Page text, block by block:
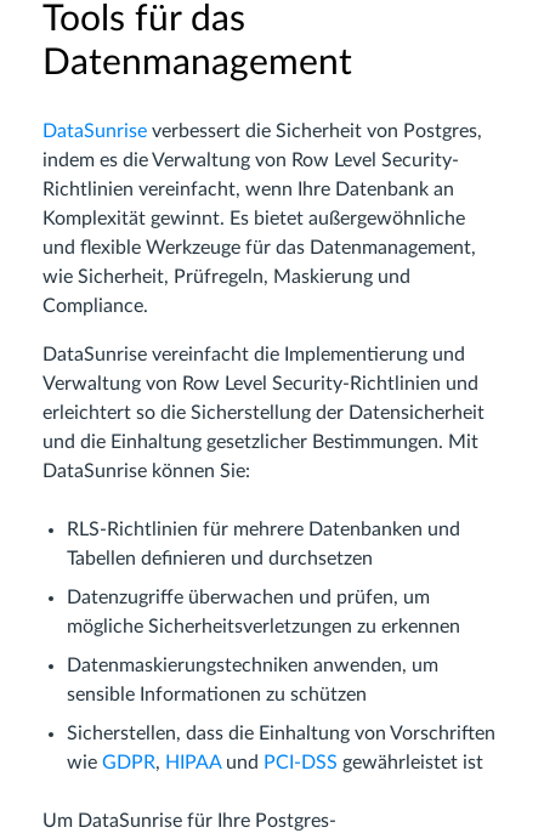
Tools für das
Datenmanagement
DataSunrise verbessert die Sicherheit von Postgres,
indem es die Verwaltung von Row Level Security-
Richtlinien vereinfacht, wenn Ihre Datenbank an
Komplexität gewinnt. Es bietet außergewöhnliche
und flexible Werkzeuge für das Datenmanagement,
wie Sicherheit, Prüfregeln, Maskierung und
Compliance.
DataSunrise vereinfacht die Implementierung und
Verwaltung von Row Level Security-Richtlinien und
erleichtert so die Sicherstellung der Datensicherheit
und die Einhaltung gesetzlicher Bestimmungen. Mit
DataSunrise können Sie:
RLS-Richtlinien für mehrere Datenbanken und
Tabellen definieren und durchsetzen
Datenzugriffe überwachen und prüfen, um
mögliche Sicherheitsverletzungen zu erkennen
Datenmaskierungstechniken anwenden, um
sensible Informationen zu schützen
Sicherstellen, dass die Einhaltung von Vorschriften
wie GDPR, HIPAAund PCI-DSS gewährleistet ist
Um DataSunrise für Ihre Postgres-